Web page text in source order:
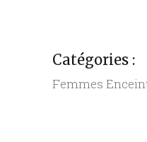
Catégories :
Femmes